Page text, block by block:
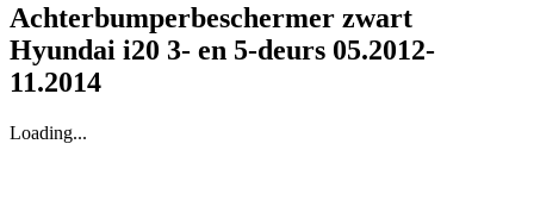
Achterbumperbeschermer zwart
Hyundai i20 3- en 5-deurs 05.2012-
11.2014
Loading...